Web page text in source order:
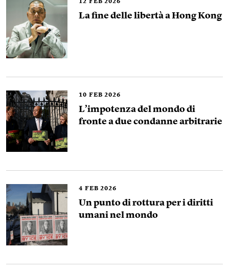
12 FEB 2026
La fine delle libertà a Hong Kong
10 FEB 2026
L’impotenza del mondo di
fronte a due condanne arbitrarie
4 FEB 2026
Un punto di rottura per i diritti
umani nel mondo